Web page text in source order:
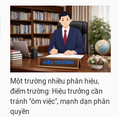
Một trường nhiều phân hiệu,
điểm trường: Hiệu trưởng cần
tránh "ôm việc", mạnh dạn phân
quyền